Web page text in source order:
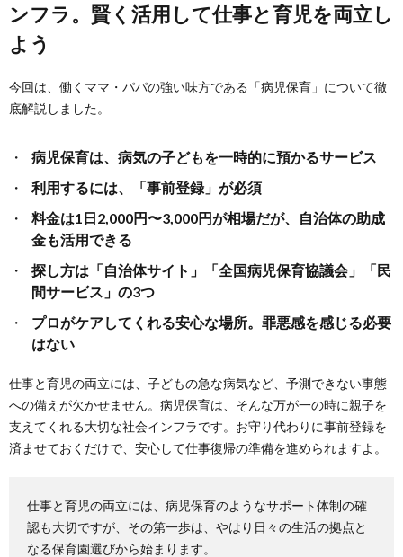
ンフラ。賢く活用して仕事と育児を両立し
よう
今回は、働くママ・パパの強い味方である「病児保育」について徹
底解説しました。
病児保育は、病気の子どもを一時的に預かるサービス
利用するには、「事前登録」が必須
料金は1日2,000円〜3,000円が相場だが、自治体の助成
金も活用できる
探し方は「自治体サイト」「全国病児保育協議会」「民
間サービス」の3つ
プロがケアしてくれる安心な場所。罪悪感を感じる必要
はない
仕事と育児の両立には、子どもの急な病気など、予測できない事態
への備えが欠かせません。病児保育は、そんな万が一の時に親子を
支えてくれる大切な社会インフラです。お守り代わりに事前登録を
済ませておくだけで、安心して仕事復帰の準備を進められますよ。
仕事と育児の両立には、病児保育のようなサポート体制の確
認も大切ですが、その第一歩は、やはり日々の生活の拠点と
なる保育園選びから始まります。